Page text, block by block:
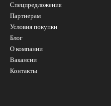
Спецпредложения
Партнерам
Условия покупки
Блог
О компании
Вакансии
Контакты